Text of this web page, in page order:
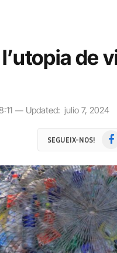
de
Updated: julio 7, 2024
SEGUEIX-NOS!